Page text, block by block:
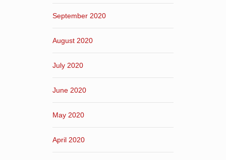
September 2020
August 2020
July 2020
June 2020
May 2020
April 2020